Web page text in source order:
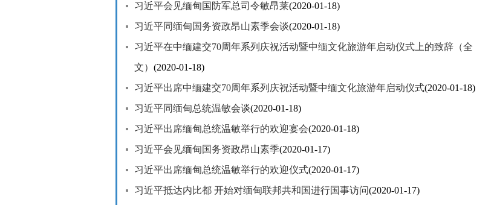
习近平会见缅甸国防军总司令敏昂莱(2020-01-18)
习近平同缅甸国务资政昂山素季会谈(2020-01-18)
习近平在中缅建交70周年系列庆祝活动暨中缅文化旅游年启动仪式上的致辞（全
文） (2020-01-18)
习近平出席中缅建交70周年系列庆祝活动暨中缅文化旅游年启动仪式(2020-01-18)
习近平同缅甸总统温敏会谈(2020-01-18)
习近平出席缅甸总统温敏举行的欢迎宴会(2020-01-18)
习近平会见缅甸国务资政昂山素季(2020-01-17)
习近平出席缅甸总统温敏举行的欢迎仪式(2020-01-17)
习近平抵达内比都 开始对缅甸联邦共和国进行国事访问(2020-01-17)